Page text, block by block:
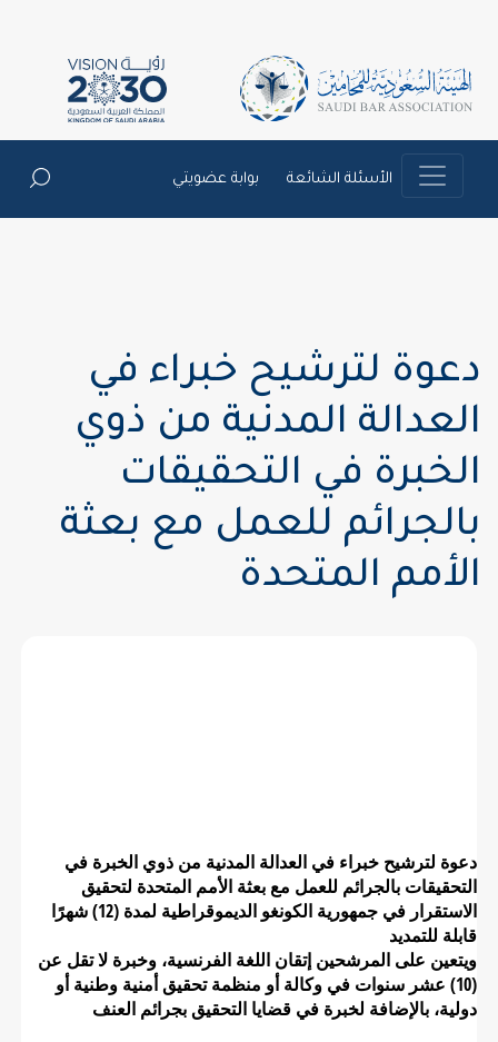
الأسئلة الشائعة بوابة عضويتي
دعوة لترشيح خبراء في
العدالة المدنية من ذوي
الخبرة في التحقيقات
بالجرائم للعمل مع بعثة
الأمم المتحدة
دعوة لترشيح خبراء في العدالة المدنية من ذوي الخبرة في
التحقيقات بالجرائم للعمل مع بعثة الأمم المتحدة لتحقيق
الاستقرار في جمهورية الكونغو الديموقراطية لمدة (12) شهرًا
قابلة للتمديد
ويتعين على المرشحين إتقان اللغة الفرنسية، وخبرة لا تقل عن
(10) عشر سنوات في وكالة أو منظمة تحقيق أمنية وطنية أو
دولية، بالإضافة لخبرة في قضايا التحقيق بجرائم العنف